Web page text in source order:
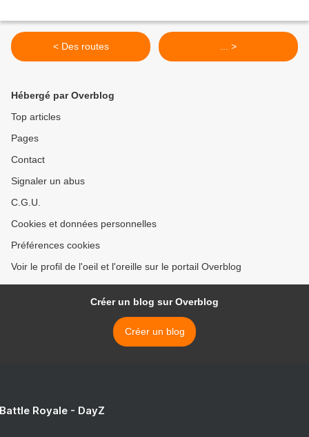
< Des routes ... >
Hébergé par Overblog
Top articles
Pages
Contact
Signaler un abus
C.G.U.
Cookies et données personnelles
Préférences cookies
Voir le profil de l'oeil et l'oreille sur le portail Overblog
Créer un blog sur Overblog
Créer un blog
Royale - DayZ